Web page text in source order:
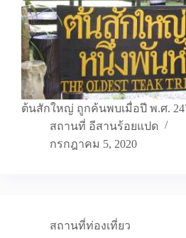
ต้นสักใหญ่ ถูกค้นพบเมื่อปี พ.ศ.
สถานที่ อีสานร้อยแปด
กรกฎาคม 5, 2020
สถานที่ท่องเที่ยว